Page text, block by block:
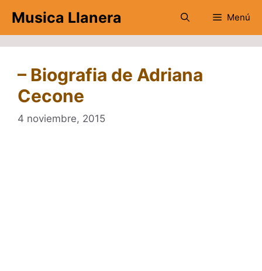
contenido
Musica Llanera Menú
– Biografia de Adriana
Cecone
4 noviembre, 2015